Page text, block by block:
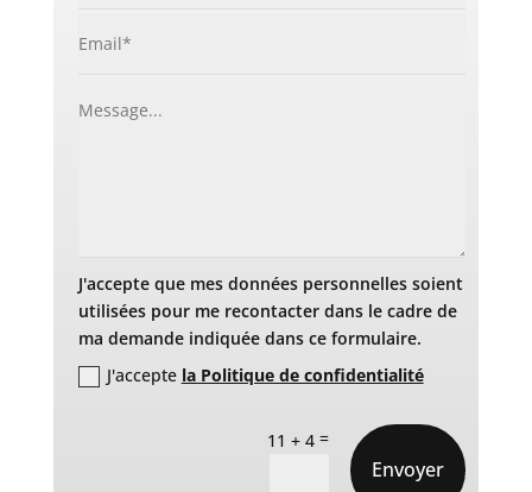
J'accepte que mes données personnelles soient
utilisées pour me recontacter dans le cadre de
ma demande indiquée dans ce formulaire.
J'accepte la Politique de confidentialité
11 + 4 =
Envoyer